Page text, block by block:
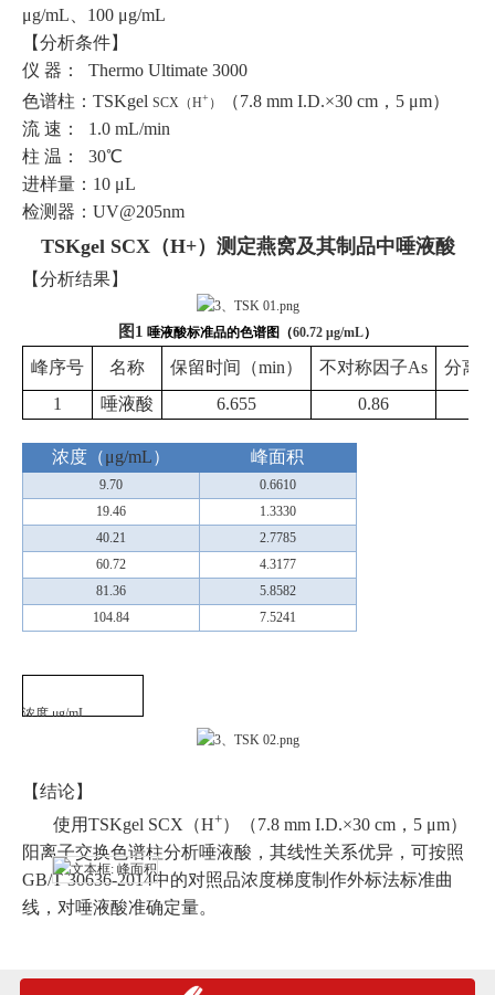
μg/mL
100 μg/mL
【分析条件】
仪 器：
Thermo Ultimate 3000
色谱柱： TSKgel SCX （H+ ） （7.8 mm I.D.×30 cm ， 5 μm）
流 速：
1.0 mL/min
柱 温：
30℃
进样量： 10 μL
检测器： UV@205nm
TSKgel SCX （H+）测定燕窝及其制品中唾液酸
【分析结果】
图1 唾液酸标准品的色谱图（60.72 μg/mL）
峰序号 名称 保留时间（min） 不对称因子As
分离
1
唾液酸 6.655 0.86
浓度（μg/mL） 峰面积
9.70
0.6610
19.46
1.3330
40.21
2.7785
60.72
4.3177
81.36
5.8582
104.84
7.5241
浓度 μg/mL
【结论】
使用TSKgel SCX （H+）（7.8 mm I.D.×30 cm ， 5 μm）
阳离子交换色谱柱分析唾液酸，其线性关系优异，可按照
GB/T 30636-2014中的对照品浓度梯度制作外标法标准曲
线，对唾液酸准确定量。